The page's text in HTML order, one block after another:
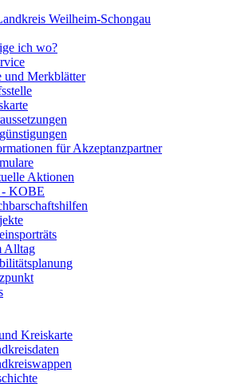
Weilheim-Schongau
ich wo?
und Merkblätter
für Akzeptanzpartner
Aktionen
- KOBE
Alltag
Kreiskarte